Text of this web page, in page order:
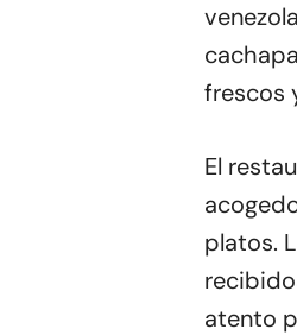
frescos
El
platos.
atento